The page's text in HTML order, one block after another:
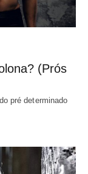
(Prós
pré determinado